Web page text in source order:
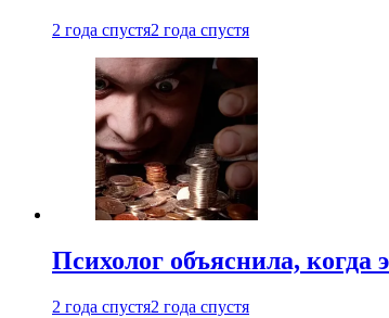
2 года спустя2 года спустя
Психолог объяснила, когда
2 года спустя2 года спустя